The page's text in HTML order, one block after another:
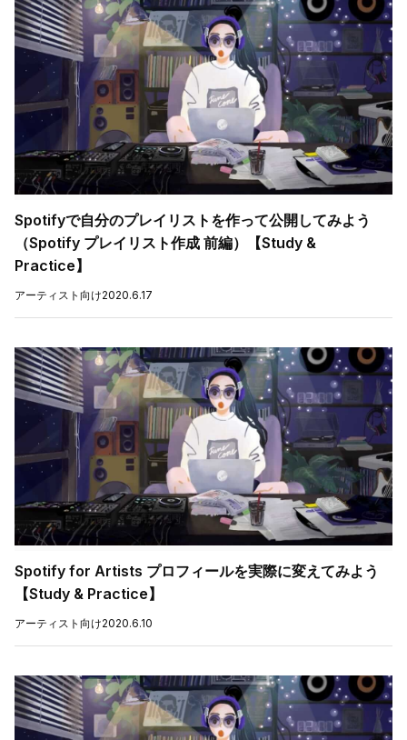
Spotifyで自分のプレイリストを作って公開してみよう
（Spotify プレイリスト作成 前編）【Study &
Practice】
アーティスト向け2020.6.17
Spotify for Artists プロフィールを実際に変えてみよう
【Study & Practice】
アーティスト向け2020.6.10